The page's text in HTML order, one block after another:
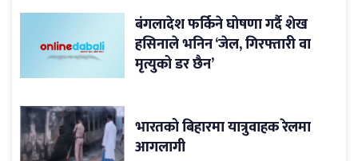
बंगलादेश फर्किने घोषणा गर्दै शेख
हसिनाले भनिन ‘जेल, गिरफ्तारी वा
मृत्युको डर छैन’
भारतको बिहारमा यात्रुवाहक रेलमा
आगलागी